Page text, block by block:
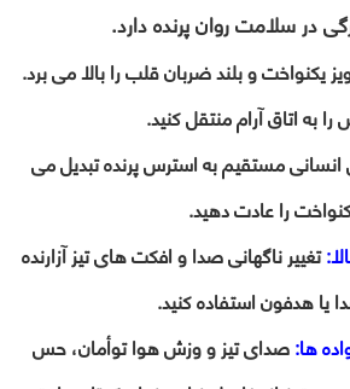
سلامت روان پرنده دارد.
یکنواخت و بلند ضربان قلب را بالا می برد.
به اتاق آرام منتقل کنید.
مستقیم به استرس پرنده تبدیل می
را عادت دهید.
تغییر ناگهانی صدا و افکت های تیز آزارنده
یا هدفون استفاده کنید.
ها:صدای تیز و وزش هوا توأمان، حس